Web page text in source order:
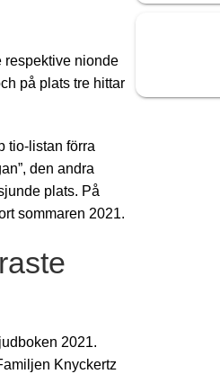
respektive nionde
på plats tre hittar
tio-listan förra
den andra
plats. På
sommaren 2021.
2021.
Knyckertz